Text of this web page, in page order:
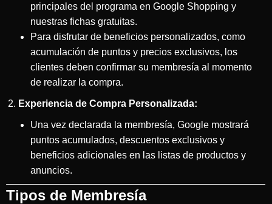
principales del programa en Google Shopping y
nuestras fichas gratuitas.
Para disfrutar de beneficios personalizados, como
acumulación de puntos y precios exclusivos, los
clientes deben confirmar su membresía al momento
de realizar la compra.
Experiencia de Compra Personalizada:
Una vez declarada la membresía, Google mostrará
puntos acumulados, descuentos exclusivos y
beneficios adicionales en las listas de productos y
anuncios.
Tipos de Membresía